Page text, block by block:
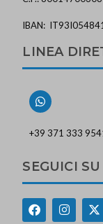
IBAN:
LINEA
+39 371 333
SEGUICI SU